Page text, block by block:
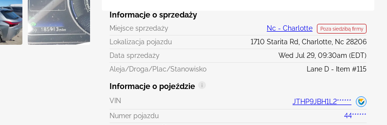
Informacje o sprzedaży
Miejsce sprzedaży Nc - Charlotte Poza siedzibą firmy
Lokalizacja pojazdu
1710 Starita Rd, Charlotte, Nc 28206
Data sprzedaży
Wed Jul 29, 09:30am (EDT)
Aleja/Droga/Plac/Stanowisko
Lane D - Item #115
Informacje o pojeździe
VIN
JTHP9JBH1L2******
Numer pojazdu
44******